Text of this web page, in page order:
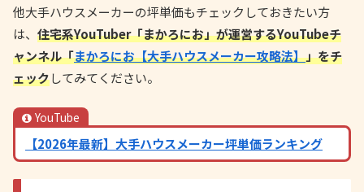
他大手ハウスメーカーの坪単価もチェックしておきたい方
は、 住宅系YouTuber「まかろにお」が運営するYouTubeチ
ャンネル「まかろにお【大手ハウスメーカー攻略法】」をチ
ェックしてみてください。
YouTube
【2026年最新】大手ハウスメーカー坪単価ランキング